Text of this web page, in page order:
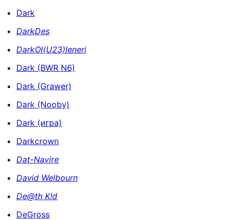
Dark
DarkDes
DarkOl(U23)leneri
Dark (BWR N6)
Dark (Grawer)
Dark (Nooby)
Dark (игра)
Darkcrown
Dat-Navire
David Welbourn
De@th K!d
DeGross